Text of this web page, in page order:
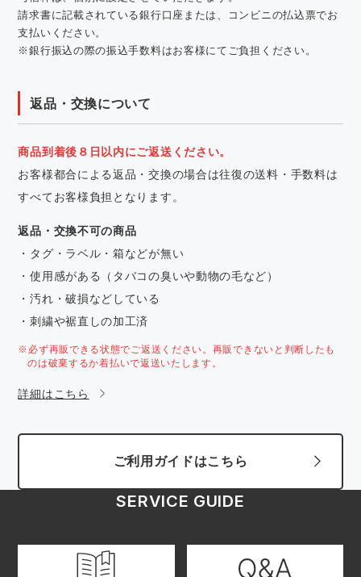
請求書に記載されている銀行口座または、コンビニの払込票でお
支払いください。
※銀行振込の際の振込手数料はお客様にてご負担ください。
返品・交換について
商品到着後８日以内にご返送ください。
お客様都合による返品・交換の場合は往復の送料・手数料は
すべてお客様負担となります。
返品・交換不可の商品
・タグ・ラベル・箱などが無い
・使用感がある（タバコの臭いや動物の毛など）
・汚れ・破損などしている
・刺繍や裾直しの加工済
※必ず再販できる状態でご返送ください。再販できないと判断したも
のは破棄するか着払いで返送いたします。
詳細はこちら
ご利用ガイドはこちら
SERVICE GUIDE